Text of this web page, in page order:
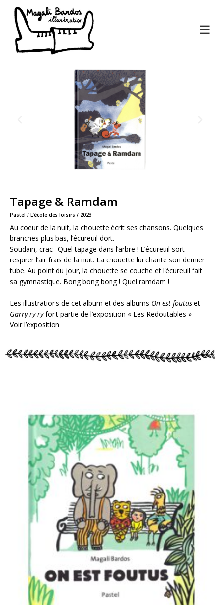
☰
Tapage & Ramdam​​
Pastel / L’école des loisirs / 2023​
Au coeur de la nuit, la chouette écrit ses chansons. Quelques
branches plus bas, l’écureuil dort.
Soudain, crac ! Quel tapage dans l’arbre ! L’écureuil sort
respirer l’air frais de la nuit. La chouette lui chante son dernier
tube. Au point du jour, la chouette se couche et l’écureuil fait
sa gymnastique. Bong bong bong ! Quel ramdam !
Les illustrations de cet album et des albums On est foutus et
Garry ry ryfont partie de l’exposition « Les Redoutables »
Voir l’exposition